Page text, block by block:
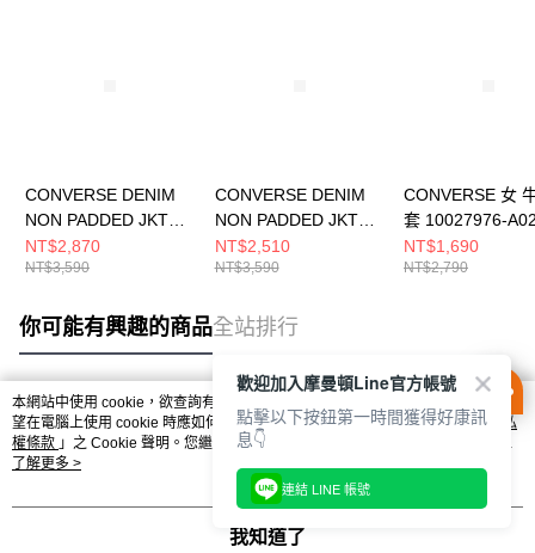
CONVERSE DENIM
NON PADDED JKT
DENIM BLUE 男 其他
外套 MCJ411-UHA
NT$2,870
NT$3,590
CONVERSE DENIM
NON PADDED JKT
DK DENIM BLUE 男女
休閒外套 UCJ124-
NT$2,510
NT$3,590
CONVERSE 女
套 10027976-
NT$1,690
NT$2,790
你可能有興趣的商品全站排行
熱門標籤
本網站中使用 cookie，欲查詢有關本網站使用 cookie 方式之詳情，及若您不希
望在電腦上使用 cookie 時應如何變更電腦的 cookie 設定，請參閱本網站「
隱私
權條款 」之 Cookie 聲明。您繼續使用本網站即表示您同意本公司得按本網站使
用條款之 Cookie 聲明使用 cookie。
了解更多 >
我知道了
歡迎加入摩曼頓Line官方帳號
點擊以下按鈕第一時間獲得好康訊
息👇
連結 LINE 帳號